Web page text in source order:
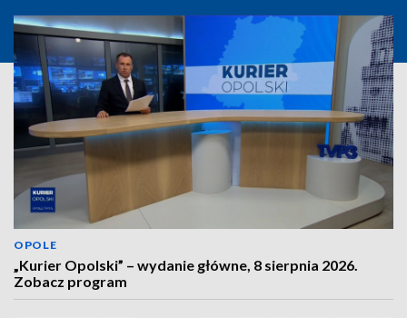
OPOLE
„Kurier Opolski” – wydanie główne, 8 sierpnia 2026.
Zobacz program